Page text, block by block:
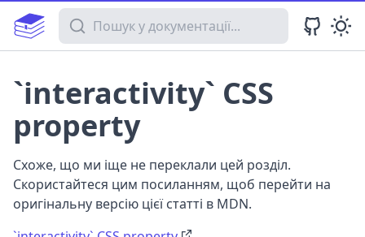
Пошук у документації
`interactivity` CSS
property
Схоже, що ми іще не переклали цей розділ.
Скористайтеся цим посиланням, щоб перейти на
оригінальну версію цієї статті в MDN.